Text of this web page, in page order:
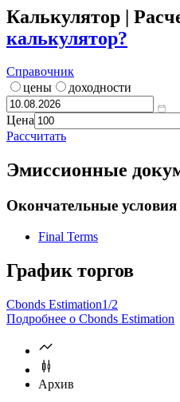
Калькулятор |
калькулятор?
Справочник
цены
доходности
Цена
Рассчитать
Эмиссионные
Окончательные условия
Final Terms
График торгов
Cbonds Estimation1/2
Подробнее о Cbonds Estimation
Архив